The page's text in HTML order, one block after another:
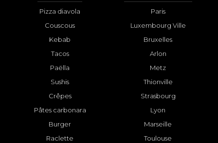
Pizza diavola
Couscous
Kebab
Tacos
Paëlla
Sushis
Crêpes
Pâtes carbonara
Burger
Raclette
Paris
Luxembourg Ville
Bruxelles
Arlon
Metz
Thionville
Strasbourg
Lyon
Marseille
Toulouse